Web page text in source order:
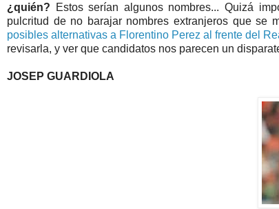
¿quién?
Estos serían algunos nombres... Quizá
pulcritud de no barajar nombres extranjeros que se
posibles alternativas a Florentino Perez al frente del
revisarla, y ver que candidatos nos parecen un
JOSEP GUARDIOLA